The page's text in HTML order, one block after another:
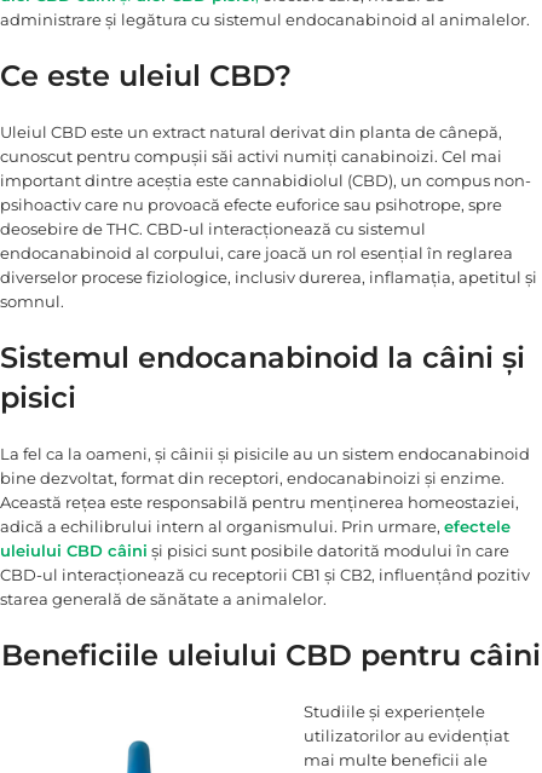
administrare și legătura cu sistemul endocanabinoid al animalelor.
Ce este uleiul CBD?
Uleiul CBD este un extract natural derivat din planta de cânepă,
cunoscut pentru compușii săi activi numiți canabinoizi. Cel mai
important dintre aceștia este cannabidiolul (CBD), un compus non-
psihoactiv care nu provoacă efecte euforice sau psihotrope, spre
deosebire de THC. CBD-ul interacționează cu sistemul
endocanabinoid al corpului, care joacă un rol esențial în reglarea
diverselor procese fiziologice, inclusiv durerea, inflamația, apetitul și
somnul.
Sistemul endocanabinoid la câini și
pisici
La fel ca la oameni, și câinii și pisicile au un sistem endocanabinoid
bine dezvoltat, format din receptori, endocanabinoizi și enzime.
Această rețea este responsabilă pentru menținerea homeostaziei,
adică a echilibrului intern al organismului. Prin urmare, efectele
uleiului CBD câini și pisici sunt posibile datorită modului în care
CBD-ul interacționează cu receptorii CB1 și CB2, influențând pozitiv
starea generală de sănătate a animalelor.
Beneficiile uleiului CBD pentru câini
Studiile și experiențele
utilizatorilor au evidențiat
mai multe beneficii ale